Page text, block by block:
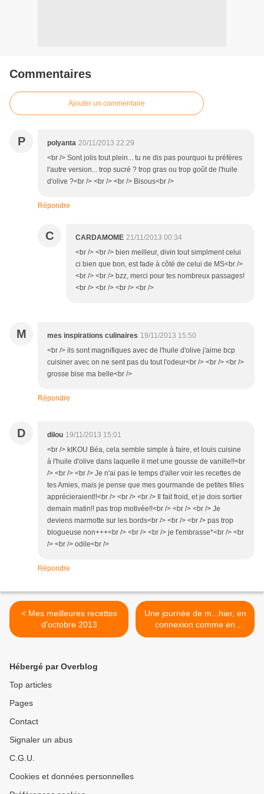
Commentaires
Ajouter un commentaire
P polyanta 20/11/2013 22:29
<br /> Sont jolis tout plein... tu ne dis pas pourquoi tu préfères
l'autre version... trop sucré ? trop gras ou trop goût de l'huile
d'olive ?<br /> <br /> <br /> Bisous<br />
Répondre
C CARDAMOME 21/11/2013 00:34
<br /> <br /> bien meilleur, divin tout simplment celui
ci bien que bon, est fade à côté de celui de MS<br />
<br /> <br /> bzz, merci pour tes nombreux passages!
<br /> <br /> <br /> <br />
M mes inspirations culinaires 19/11/2013 15:50
<br /> ils sont magnifiques avec de l'huile d'olive j'aime bcp
cuisiner avec on ne sent pas du tout l'odeur<br /> <br /> <br />
grosse bise ma belle<br />
Répondre
D dilou 19/11/2013 15:01
<br /> kIKOU Béa, cela semble simple à faire, et louis cuisine
à l'huile d'olive dans laquelle il met une gousse de vanille!!<br
/> <br /> <br /> Je n'ai pas le temps d'aller voir les recettes de
tes Amies, mais je pense que mes gourmande de petites filles
apprécieraient!!<br /> <br /> <br /> Il fait froid, et je dois sortier
demain matin!! pas trop motivée!!<br /> <br /> <br /> Je
deviens marmotte sur les bords<br /> <br /> <br /> pas trop
blogueuse non+++<br /> <br /> <br /> je t'embrasse*<br /> <br
/> <br /> odile<br />
Répondre
< Mes meilleures recettes
d'octobre 2013
Une journée de m...hier, en
connexion comme en
cuisine >
Hébergé par Overblog
Top articles
Pages
Contact
Signaler un abus
C.G.U.
Cookies et données personnelles